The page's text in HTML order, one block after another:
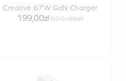
Creative 67W GaN Charger
199,00zł329,00zł